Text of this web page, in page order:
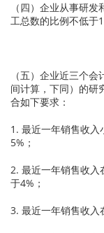
（四）企业从事研
工总数的比例不低于
（五）企业近三个
间计算，下同）的研
合如下要求：
1. 最近一年销售收
5%；
2. 最近一年销售收入
于4%；
3. 最近一年销售收入